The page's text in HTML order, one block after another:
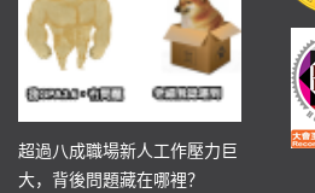
超過八成職場新人工作壓力巨
大，背後問題藏在哪裡？